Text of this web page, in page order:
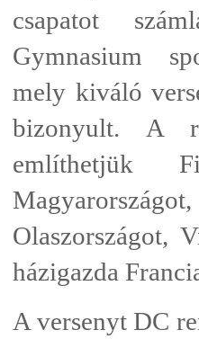
csapatot
Gymnasium
mely kiváló
bizonyult. A
említhetjük
Olaszországot,
házigazda
A versenyt DC